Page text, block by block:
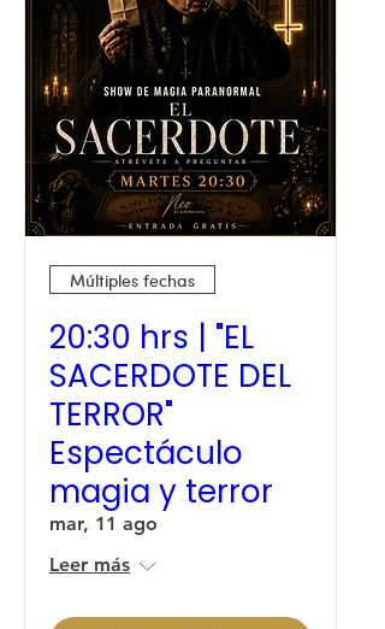
Múltiples fechas
20:30 hrs | "EL
SACERDOTE DEL
TERROR"
Espectáculo
magia y terror
mar, 11 ago
Leer más